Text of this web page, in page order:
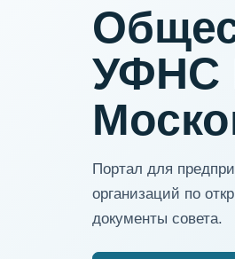
УФНС
Портал для
организаций по
документы совета.